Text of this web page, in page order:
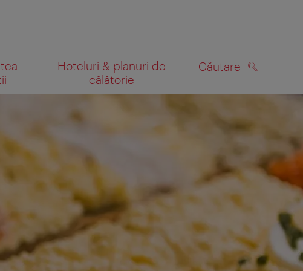
Hoteluri & planuri de
călătorie
Căutare
pe hartă